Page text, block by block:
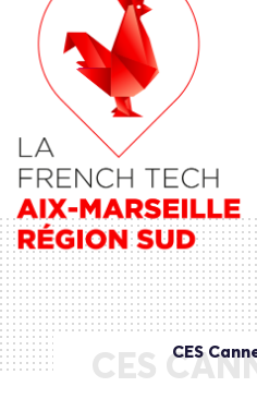
CES CES